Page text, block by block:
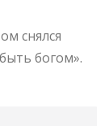
снялся
богом».